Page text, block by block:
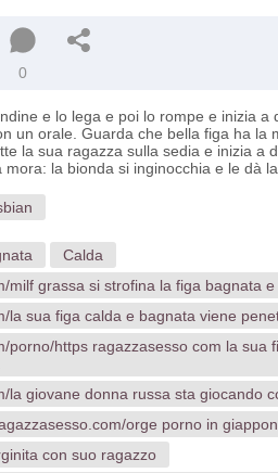
0
e lo lega e poi lo rompe e inizia
un orale. Guarda che bella figa ha la
la sua ragazza sulla sedia e inizia a
la bionda si inginocchia e le dà la
Calda
milf grassa si strofina la figa bagnata
la sua figa calda e bagnata viene
porno/https ragazzasesso com la sua
la giovane donna russa sta giocando
orge porno in
con suo ragazzo